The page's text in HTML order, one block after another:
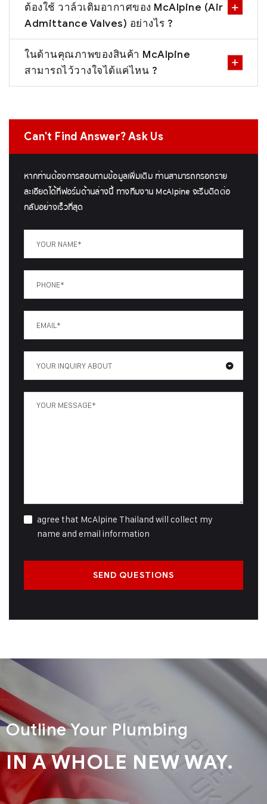
ต้องใช้ วาล์วเติมอากาศของ McAlpine (Air
Admittance Valves) อย่างไร ?
ในด้านคุณภาพของสินค้า McAlpine
สามารถไว้วางใจได้แค่ไหน ?
Can't Find Answer? Ask Us
หากท่านต้องการสอบถามข้อมูลเพิ่มเติม ท่านสามารถกรอกราย
ละเอียดได้ที่ฟอร์มด้านล่างนี้ ทางทีมงาน McAlpine จะรีบติดต่อ
กลับอย่างเร็วที่สุด
YOUR INQUIRY ABOUT
agree that McAlpine Thailand will collect my
name and email information
SEND QUESTIONS
Outline Your Plumbing
IN A WHOLE NEW WAY.